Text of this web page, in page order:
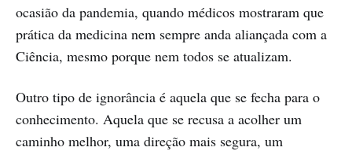
ocasião da pandemia, quando médicos mostraram que
prática da medicina nem sempre anda aliançada com a
Ciência, mesmo porque nem todos se atualizam.
Outro tipo de ignorância é aquela que se fecha para o
conhecimento. Aquela que se recusa a acolher um
caminho melhor, uma direção mais segura, um